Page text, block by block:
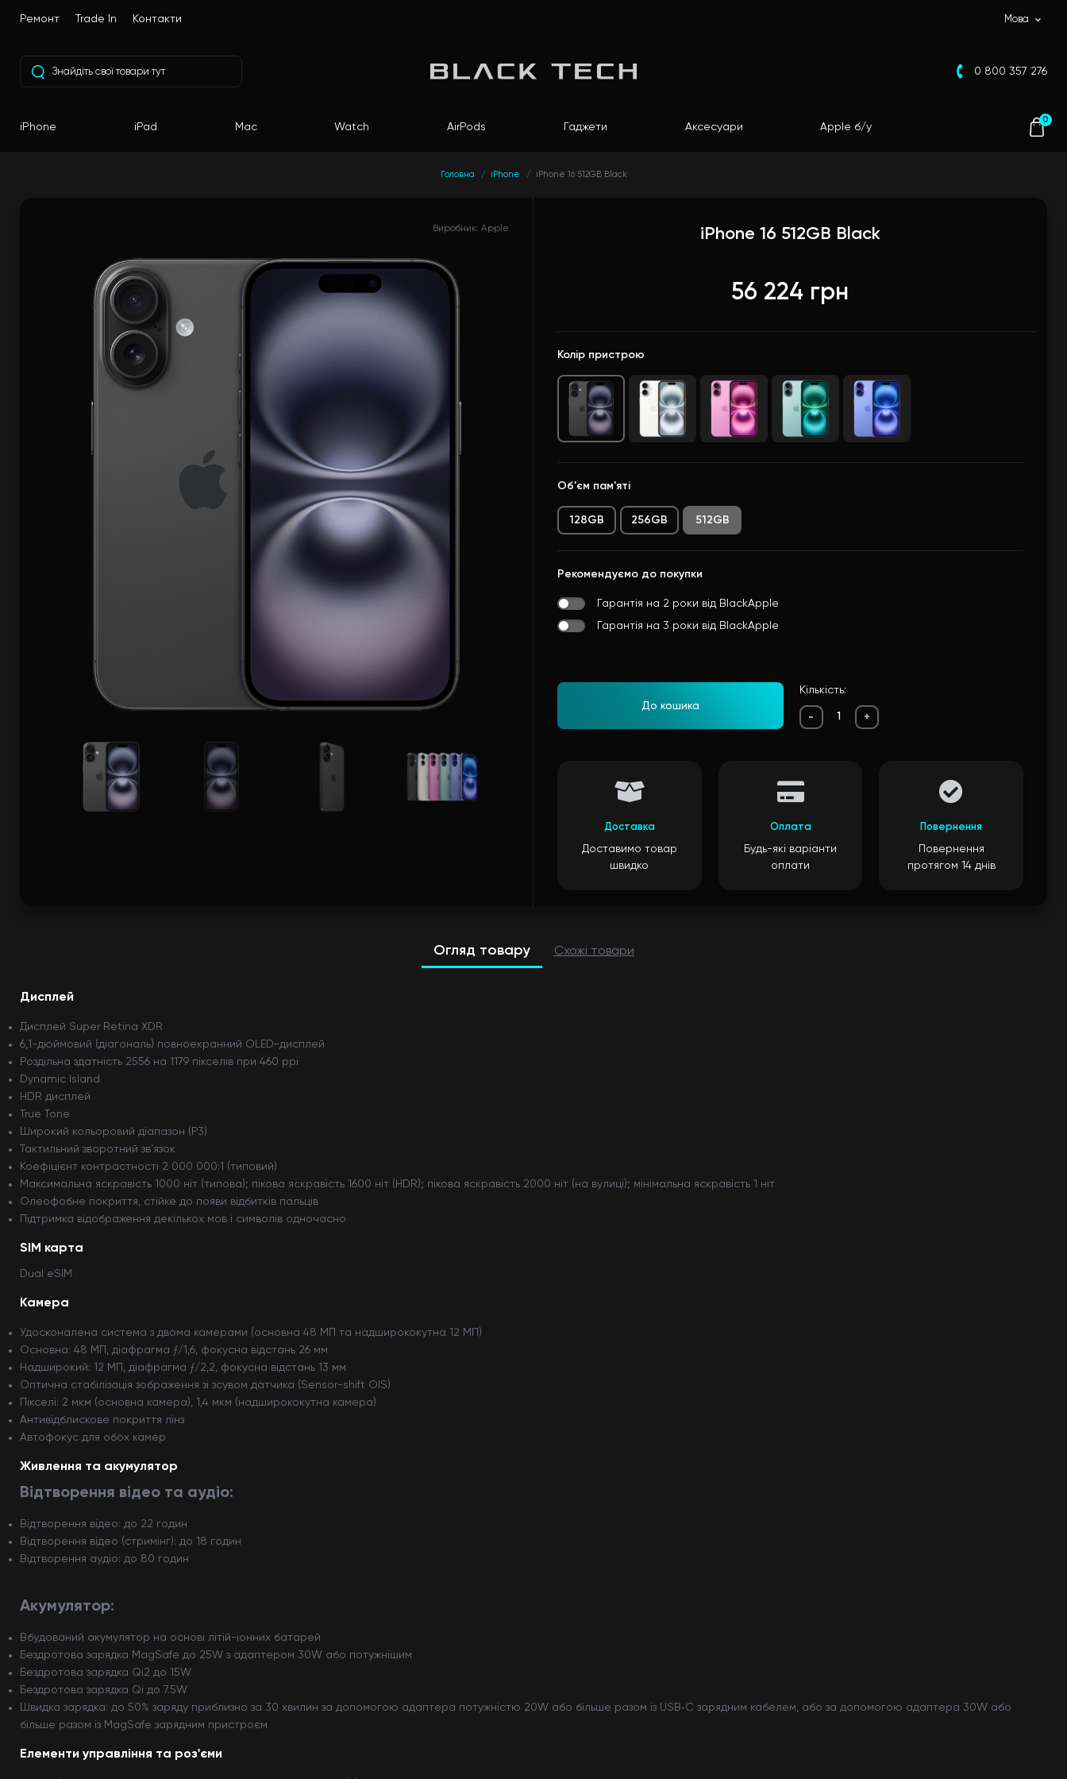
Ремонт Trade In Контакти Мова
0 800 357 276
iPhone iPad Mac Watch AirPods Гаджети Аксесуари Apple б/у
0
Головна iPhone iPhone 16 512GB Black
Виробник: Apple iPhone 16 512GB Black
56 224 грн
Колір пристрою
Об'єм пам'яті
128GB 256GB 512GB
Рекомендуємо до покупки
Гарантія на 2 роки від BlackApple
Гарантія на 3 роки від BlackApple
До кошика
Кількість:
- +
Доставка
Доставимо товар
швидко
Оплата
Будь-які варіанти
оплати
Повернення
Повернення
протягом 14 днів
Огляд товару Схожі товари
Дисплей
Дисплей Super Retina XDR
6,1-дюймовий (діагональ) повноекранний OLED-дисплей
Роздільна здатність 2556 на 1179 пікселів при 460 ppi
Dynamic Island
HDR дисплей
True Tone
Широкий кольоровий діапазон (P3)
Тактильний зворотний зв'язок
Коефіцієнт контрастності 2 000 000:1 (типовий)
Максимальна яскравість 1000 ніт (типова); пікова яскравість 1600 ніт (HDR); пікова яскравість 2000 ніт (на вулиці); мінімальна яскравість 1 ніт
Олеофобне покриття, стійке до появи відбитків пальців
Підтримка відображення декількох мов і символів одночасно
SIM карта
Dual eSIM
Камера
Удосконалена система з двома камерами (основна 48 МП та надширококутна 12 МП)
Основна: 48 МП, діафрагма ƒ/1,6, фокусна відстань 26 мм
Надширокий: 12 МП, діафрагма ƒ/2,2, фокусна відстань 13 мм
Оптична стабілізація зображення зі зсувом датчика (Sensor-shift OIS)
Пікселі: 2 мкм (основна камера), 1,4 мкм (надширококутна камера)
Антивідблискове покриття лінз
Автофокус для обох камер
Живлення та акумулятор
Відтворення відео та аудіо:
Відтворення відео: до 22 годин
Відтворення відео (стримінг): до 18 годин
Відтворення аудіо: до 80 годин
Акумулятор:
Вбудований акумулятор на основі літій-іонних батарей
Бездротова зарядка MagSafe до 25W з адаптером 30W або потужнішим
Бездротова зарядка Qi2 до 15W
Бездротова зарядка Qi до 7.5W
Швидка зарядка: до 50% заряду приблизно за 30 хвилин за допомогою адаптера потужністю 20W або більше разом із USB‑C зарядним кабелем, або за допомогою адаптера 30W або
більше разом із MagSafe зарядним пристроєм
Елементи управління та роз'єми